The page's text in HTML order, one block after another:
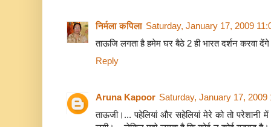
निर्मला कपिला Saturday, January 17, 2009
ताऊजि लगता है हमेम घर बैठे 2 ही भारत दर्शन करवा देंगे
Reply
Aruna Kapoor Saturday, January 17, 2009
ताऊजी।... पहेलियां और सहेलियां मेरे को तो परेशानी